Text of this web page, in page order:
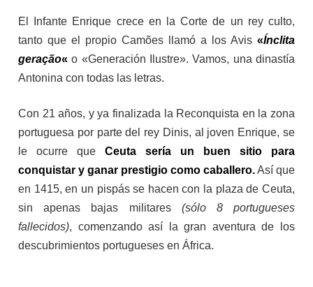
El Infante Enrique crece en la Corte de un rey culto,
tanto que el propio Camões llamó a los Avis «Ínclita
geração« o «Generación Ilustre». Vamos, una dinastía
Antonina con todas las letras.
Con 21 años, y ya finalizada la Reconquista en la zona
portuguesa por parte del rey Dinis, al joven Enrique, se
le ocurre que Ceuta sería un buen sitio para
conquistar y ganar prestigio como caballero.Así que
en 1415, en un pispás se hacen con la plaza de Ceuta,
sin apenas bajas militares (sólo 8 portugueses
fallecidos), comenzando así la gran aventura de los
descubrimientos portugueses en África.